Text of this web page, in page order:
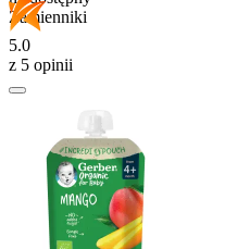
Zamienniki
5.0
z 5 opinii